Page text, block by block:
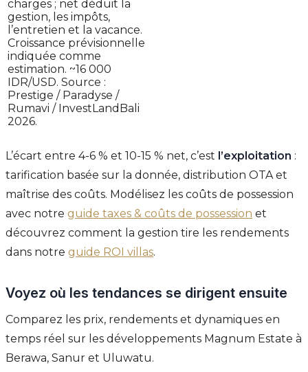
charges ; net déduit la
gestion, les impôts,
l’entretien et la vacance.
Croissance prévisionnelle
indiquée comme
estimation. ~16 000
IDR/USD. Source :
Prestige / Paradyse /
Rumavi / InvestLandBali
2026.
L’écart entre 4-6 % et 10-15 % net, c’est l’exploitation :
tarification basée sur la donnée, distribution OTA et
maîtrise des coûts. Modélisez les coûts de possession
avec notre guide taxes & coûts de possession et
découvrez comment la gestion tire les rendements
dans notre guide ROI villas.
Voyez où les tendances se dirigent ensuite
Comparez les prix, rendements et dynamiques en
temps réel sur les développements Magnum Estate à
Berawa, Sanur et Uluwatu.